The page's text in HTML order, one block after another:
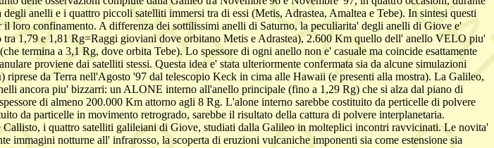
anelli e i quattro piccoli satelliti immersi tra di essi (Metis, Adrastea, Amaltea e Tebe). In sintesi questi
loro confinamento. A differenza dei sottilissimi anelli di Saturno, la peculiarita' degli anelli di Giove e'
1,79 e 1,81 Rg=Raggi gioviani dove orbitano Metis e Adrastea), 2.600 Km quello dell' anello VELO piu'
termina a 3,1 Rg, dove orbita Tebe). Lo spessore di ogni anello non e' casuale ma coincide esattamente
proviene dai satelliti stessi. Questa idea e' stata ulteriormente confermata sia da alcune simulazioni
da Terra nell'Agosto '97 dal telescopio Keck in cima alle Hawaii (e presenti alla mostra). La Galileo,
ancora piu' bizzarri: un ALONE interno all'anello principale (fino a 1,29 Rg) che si alza dal piano di
di almeno 200.000 Km attorno agli 8 Rg. L'alone interno sarebbe costituito da perticelle di polvere
da particelle in movimento retrogrado, sarebbe il risultato della cattura di polvere interplanetaria.
i quattro satelliti galileiani di Giove, studiati dalla Galileo in molteplici incontri ravvicinati. Le novita'
notturne all' infrarosso, la scoperta di eruzioni vulcaniche imponenti sia come estensione sia